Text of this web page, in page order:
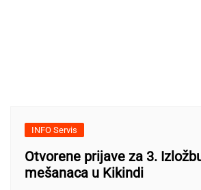
INFO Servis
Otvorene prijave za 3.
mešanaca u Kikindi